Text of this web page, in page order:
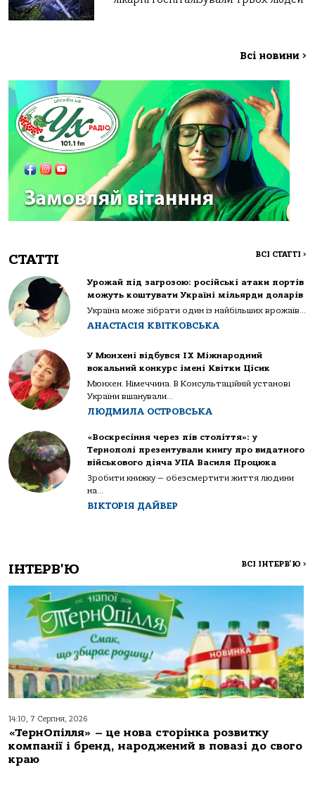
Всі новини >
СТАТТІ ВСІ СТАТТІ >
Урожай під загрозою: російські атаки портів
можуть коштувати Україні мільярди доларів
Україна може зібрати один із найбільших врожаїв...
АНАСТАСІЯ КВІТКОВСЬКА
У Мюнхені відбувся IX Міжнародний
вокальний конкурс імені Квітки Цісик
Мюнхен. Німеччина. В Консультаційній установі
України вшанували...
ЛЮДМИЛА ОСТРОВСЬКА
«Воскресіння через пів століття»: у
Тернополі презентували книгу про видатного
військового діяча УПА Василя Процюка
Зробити книжку — обезсмертити життя людини
на...
ВІКТОРІЯ ДАЙВЕР
ІНТЕРВ'Ю ВСІ ІНТЕРВ'Ю >
14:10, 7 Серпня, 2026
«ТернОпілля» – це нова сторінка розвитку
компанії і бренд, народжений в повазі до свого
краю